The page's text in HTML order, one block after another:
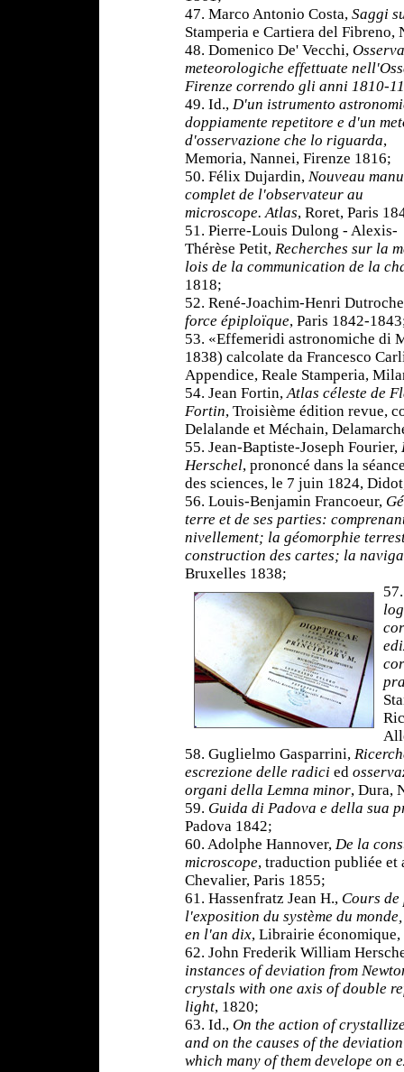
47. Marco Antonio Costa, Saggi
Stamperia e Cartiera del Fibreno,
48. Domenico De' Vecchi,
meteorologiche effettuate
Firenze correndo gli anni 1810-
49. Id., D'un istrumento
doppiamente repetitore e d'un
d'osservazione che lo riguarda,
Memoria, Nannei, Firenze 1816;
50. Félix Dujardin, Nouveau
complet de l'observateur au
microscope. Atlas, Roret, Paris
51. Pierre-Louis Dulong - Alexis-
Thérèse Petit, Recherches sur la
lois de la communication de la
1818;
52. René-Joachim-Henri
force épiploïque, Paris 1842-
53. «Effemeridi astronomiche di
1838) calcolate da Francesco
Appendice, Reale Stamperia,
54. Jean Fortin,Atlas céleste de
Fortin, Troisième édition revue,
Delalande et Méchain,
55. Jean-Baptiste-Joseph Fourier,
Herschel, prononcé dans la
des sciences, le 7 juin 1824,
56. Louis-Benjamin Francoeur,
terre et de ses parties:
nivellement; la géomorphie
construction des cartes; la
Bruxelles 1838;
58. Guglielmo Gasparrini,
escrezione delle radici ed
organi della Lemna minor, Dura,
59. Guida di Padova e della sua
Padova 1842;
60. Adolphe Hannover, De la
microscope, traduction publiée et
Chevalier, Paris 1855;
61. Hassenfratz Jean H., Cours de
l'exposition du système du
en l'an dix, Librairie
62. John Frederik William
instances of deviation from
crystals with one axis of double
light, 1820;
63. Id., On the action of
and on the causes of the
which many of them develope on